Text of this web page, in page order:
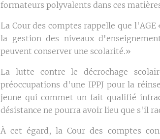
formateurs polyvalents dans ces
La Cour des comptes rappelle que
la gestion des niveaux
peuvent conserver une scolarité.»
La lutte contre le décrochage
préoccupations d'une IPPJ pour la
jeune qui commet un fait qualifié
désistance ne pourra avoir lieu que s'il
À cet égard, la Cour des comptes